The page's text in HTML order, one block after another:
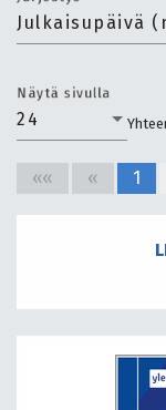
Julkaisupäivä
24
Näytä sivulla
«« « 1